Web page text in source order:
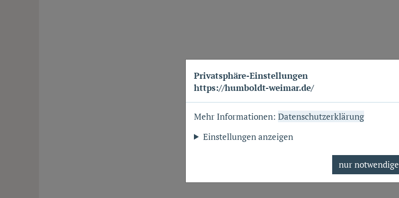
Privatsphäre-Einstellungen
https://humboldt-weimar.de/
Mehr Informationen: Datenschutzerklärung
Einstellungen anzeigen
nur notwendige